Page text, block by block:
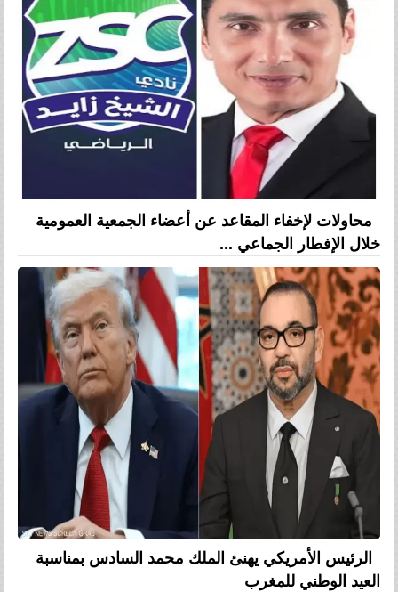
محاولات لإخفاء المقاعد عن أعضاء الجمعية العمومية
خلال الإفطار الجماعي ...
الرئيس الأمريكي يهنئ الملك محمد السادس بمناسبة
العيد الوطني للمغرب